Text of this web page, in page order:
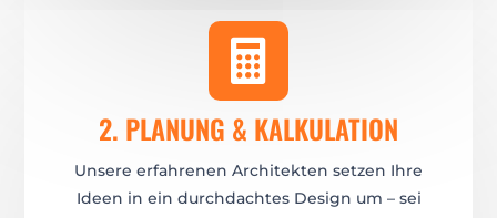

2. PLANUNG & KALKULATION
Unsere erfahrenen Architekten setzen Ihre
Ideen in ein durchdachtes Design um – sei